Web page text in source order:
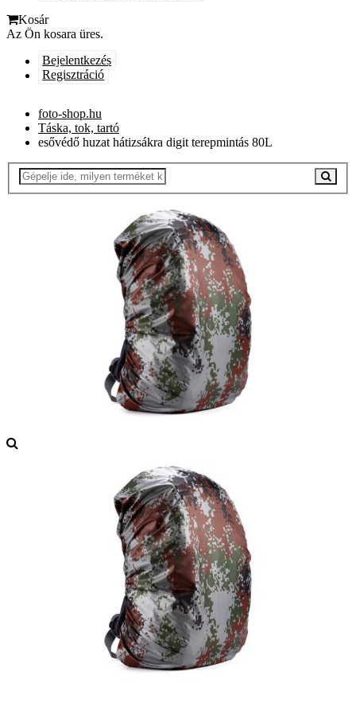
Kosár
Az Ön kosara üres.
Bejelentkezés
Regisztráció
foto-shop.hu
Táska, tok, tartó
esővédő huzat hátizsákra digit terepmintás 80L